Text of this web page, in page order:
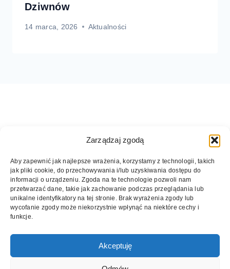
Zarządzaj zgodą
Aby zapewnić jak najlepsze wrażenia, korzystamy z technologii, takich
jak pliki cookie, do przechowywania i/lub uzyskiwania dostępu do
informacji o urządzeniu. Zgoda na te technologie pozwoli nam
przetwarzać dane, takie jak zachowanie podczas przeglądania lub
unikalne identyfikatory na tej stronie. Brak wyrażenia zgody lub
wycofanie zgody może niekorzystnie wpłynąć na niektóre cechy i
funkcje.
Akceptuję
Dziwnów
14 marca, 2026 Aktualności
© 2026 DZIWNOW.NET. Wszelkie prawa
zastrzeżone.
5 pomysłów na brzydką pogodę nad morzem
Aleja Gwiazd Sportu w Dziwnowie